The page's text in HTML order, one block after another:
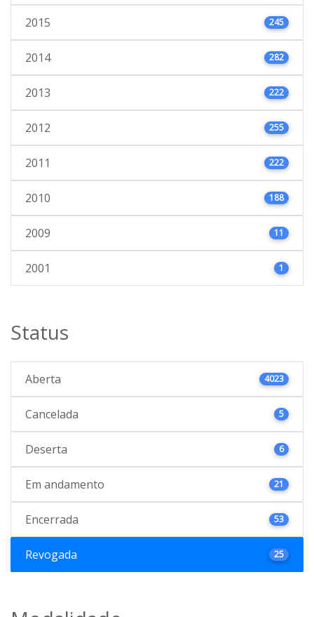
2015 245
2014 282
2013 222
2012 255
2011 222
2010 188
2009 11
2001 1
Status
Aberta 4023
Cancelada 5
Deserta 6
Em andamento 21
Encerrada 53
Revogada 25